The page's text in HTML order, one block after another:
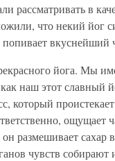
рассматривать в
что некий йог
вкуснейший
йога. Мы
наш этот славный
который
размешивает сахар
чувств